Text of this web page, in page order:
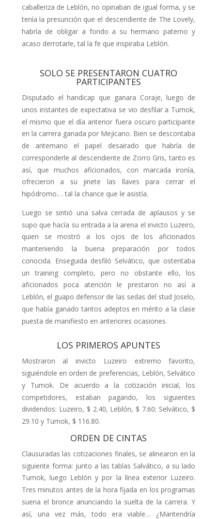
caballeriza de Leblón, no opinaban de igual forma, y se
tenía la presunción que el descen­diente de The Lovely,
habría de obligar a fondo a su hermano paterno y
acaso derrotarle, tal la fe que inspiraba Leblón.
SOLO SE PRESENTARON CUATRO
PARTICIPANTES
Disputado el handicap que ganara Co­raje, luego de
unos instantes de expec­tativa se vio desfilar a Tumok,
el mismo que el día anterior fuera oscuro parti­cipante
en la carrera ganada por Meji­cano. Bien se descontaba
de antemano el papel desairado que habría de
corresponderle al descendiente de Zorro Gris, tanto es
así, que muchos aficiona­dos, con marcada ironía,
ofrecieron a su jinete las llaves para cerrar el
hipódromo.. . tal la chance que le asistía.
Luego se sintió una salva cerrada de aplausos y se
supo que hacía su entra­da a la arena el invicto Luzeiro,
quien se mostró a los ojos de los aficionados
manteniendo la buena preparación por todos
conocida. Enseguida desfiló Selvático, que ostentaba
un training completo, pero no obstante ello, los
aficionados poca atención le prestaron no así a
Leblón, el guapo defensor de las sedas del stud Joselo,
que había ganado tantos adeptos en mérito a la clase
puesta de manifiesto en anteriores ocasiones.
LOS PRIMEROS APUNTES
Mostraron al invicto Luzeiro extremo favorito,
siguiéndole en orden de pre­ferencias, Leblón, Selvático
y Tumok. De acuerdo a la cotización inicial, los
competidores, estaban pagando, los siguientes
dividendos: Luzeiro, $ 2.40, Leblón, $ 7.60; Selvático, $
29.10 y Tumok, $ 116.80.
ORDEN DE CINTAS
Clausuradas las cotizaciones finales, se alinearon en la
siguiente forma: junto a las tablas Salvático, a su lado
Tumok, luego Leblón y por la línea exterior Luzeiro.
Tres minutos antes de la hora fijada en los programas
suena el bron­ce anunciando la suelta de la carrera. Y
así, una vez más, todo era viable… ¿Mantendría